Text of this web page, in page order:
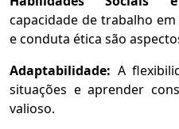
capacidade de trabalho
e conduta ética são
Adaptabilidade: A
situações e aprender
valioso.